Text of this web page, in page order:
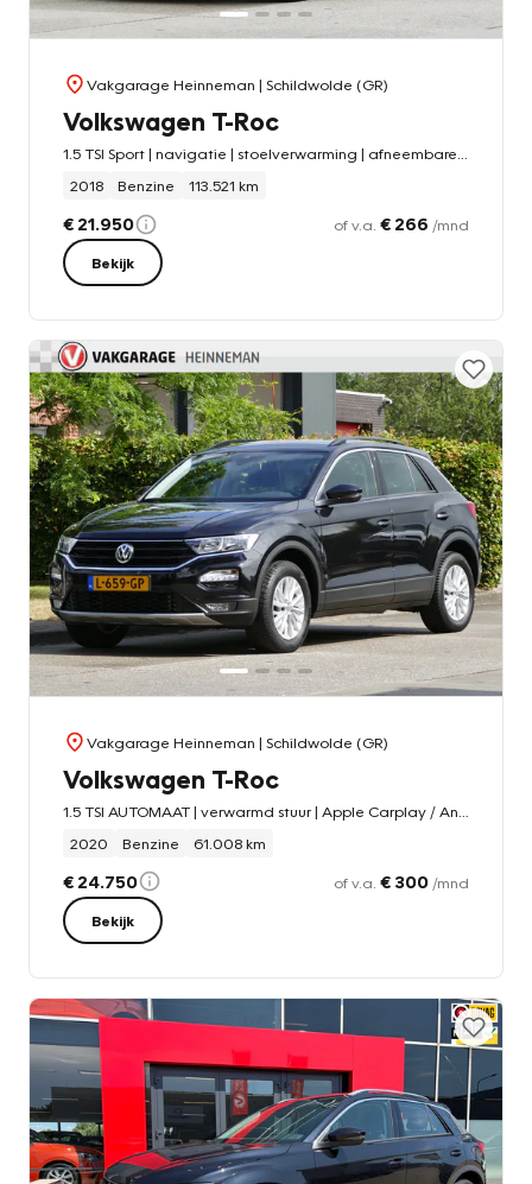
Vakgarage Heinneman | Schildwolde (GR)
Volkswagen T-Roc
2018
Benzine 113.521 km
€ 21.950 of v.a. € 266 /mnd
Bekijk
Vakgarage Heinneman | Schildwolde (GR)
Volkswagen T-Roc
2020
Benzine 61.008 km
€ 24.750 of v.a. € 300 /mnd
Bekijk